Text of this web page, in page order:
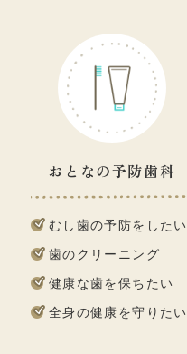
おとなの予防歯科
むし歯の予防をしたい
歯のクリーニング
健康な歯を保ちたい
全身の健康を守りたい